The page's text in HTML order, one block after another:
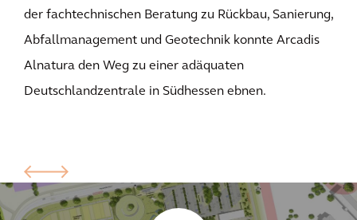
der fachtechnischen Beratung zu Rückbau, Sanierung,
Abfallmanagement und Geotechnik konnte Arcadis
Alnatura den Weg zu einer adäquaten
Deutschlandzentrale in Südhessen ebnen.